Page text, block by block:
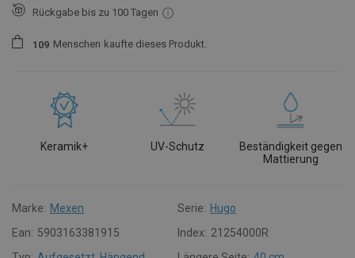
Rückgabe bis zu 100 Tagen
1 09 Menschen kaufte dieses Produkt.
Keramik+ UV-Schutz
Beständigkeit gegen
Mattierung
Marke: Mexen Serie: Hugo
Ean: 5903163381915 Index: 21254000R